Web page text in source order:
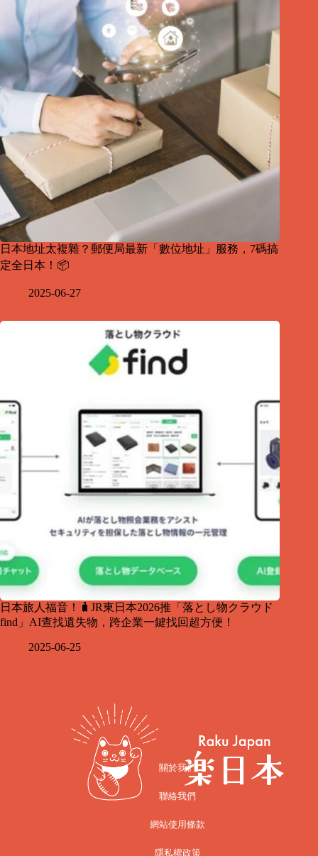
日本地址太複雜？郵便局最新「數位地址」服務，7碼搞
定全日本！📦
2025-06-27
日本旅人福音！🧳JR東日本2026推「落とし物クラウド
find」AI查找遺失物，跨企業一鍵找回超方便！
2025-06-25
關於我們
聯絡我們
網站使用條款
隱私權政策